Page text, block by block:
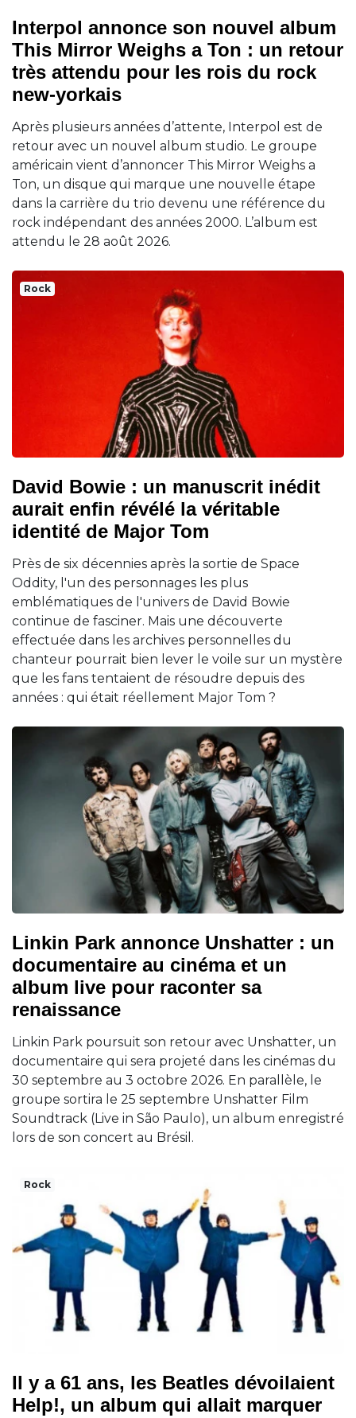
Interpol annonce son nouvel album
This Mirror Weighs a Ton : un retour
très attendu pour les rois du rock
new-yorkais
Après plusieurs années d’attente, Interpol est de
retour avec un nouvel album studio. Le groupe
américain vient d’annoncer This Mirror Weighs a
Ton, un disque qui marque une nouvelle étape
dans la carrière du trio devenu une référence du
rock indépendant des années 2000. L’album est
attendu le 28 août 2026.
Rock
David Bowie : un manuscrit inédit
aurait enfin révélé la véritable
identité de Major Tom
Près de six décennies après la sortie de Space
Oddity, l'un des personnages les plus
emblématiques de l'univers de David Bowie
continue de fasciner. Mais une découverte
effectuée dans les archives personnelles du
chanteur pourrait bien lever le voile sur un mystère
que les fans tentaient de résoudre depuis des
années : qui était réellement Major Tom ?
Linkin Park annonce Unshatter : un
documentaire au cinéma et un
album live pour raconter sa
renaissance
Linkin Park poursuit son retour avec Unshatter, un
documentaire qui sera projeté dans les cinémas du
30 septembre au 3 octobre 2026. En parallèle, le
groupe sortira le 25 septembre Unshatter Film
Soundtrack (Live in São Paulo), un album enregistré
lors de son concert au Brésil.
Rock
Il y a 61 ans, les Beatles dévoilaient
Help!, un album qui allait marquer